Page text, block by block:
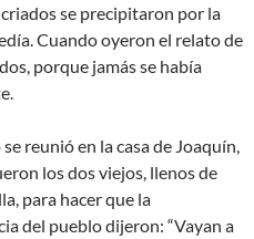
se precipitaron por la
Cuando oyeron el relato de
porque jamás se había
reunió en la casa de Joaquín,
los dos viejos, llenos de
para hacer que la
del pueblo dijeron: “Vayan a